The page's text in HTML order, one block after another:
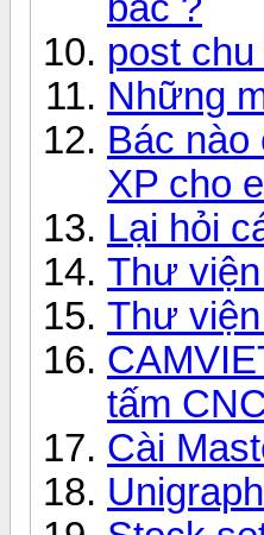
post
Những
Bác nào
XP cho
Lại hỏi
Thư
Thư
tấm
Cài